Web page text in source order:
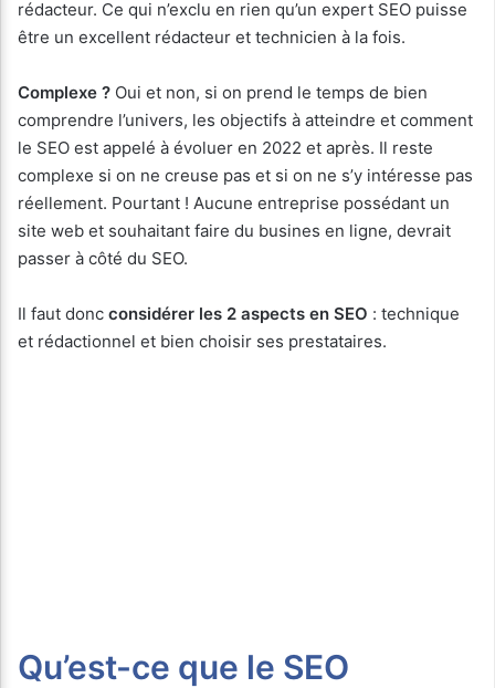
rédacteur. Ce qui n’exclu en rien qu’un expert SEO puisse
être un excellent rédacteur et technicien à la fois.
Complexe ? Oui et non, si on prend le temps de bien
comprendre l’univers, les objectifs à atteindre et comment
le SEO est appelé à évoluer en 2022 et après. Il reste
complexe si on ne creuse pas et si on ne s’y intéresse pas
réellement. Pourtant ! Aucune entreprise possédant un
site web et souhaitant faire du busines en ligne, devrait
passer à côté du SEO.
Il faut donc considérer les 2 aspects en SEO : technique
et rédactionnel et bien choisir ses prestataires.
Qu’est-ce que le SEO